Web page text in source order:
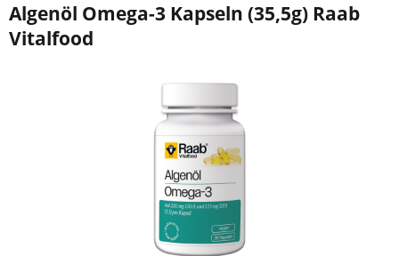
Algenöl Omega-3 Kapseln (35,5g) Raab
Vitalfood